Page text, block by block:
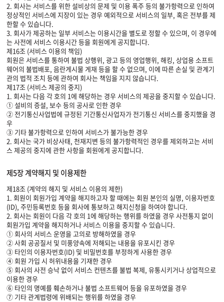
2. 회사는 서비스를 위한 설비상의 문제 및 이용 폭주 등의 불가항력으로 인하여
정상적인 서비스에 지장이 있는 경우 예외적으로 서비스의 일부, 혹은 전부를 제
한할 수 있습니다.
3. 회사가 제공하는 일부 서비스는 이용시간을 별도로 정할 수 있으며, 이 경우에
는 사전에 서비스 이용시간 등을 회원에게 공지합니다.
제16조 (서비스 이용의 책임)
회원은 서비스를 통하여 불법 상행위, 광고 등의 영업행위, 해킹, 상업용 소프트
웨어의 불법배포, 음란게시물 게재 등을 할 수 없으며, 이에 따른 손실 및 관계기
관의 법적 조치 등에 관하여 회사는 책임을 지지 않습니다.
제17조 (서비스 제공의 중지)
1. 회사는 다음 각 호의 1에 해당하는 경우 서비스의 제공을 중지할 수 있습니다.
① 설비의 증설, 보수 등의 공사로 인한 경우
② 전기통신사업법에 규정된 기간통신사업자가 전기통신 서비스를 중지했을 경
우
③ 기타 불가항력으로 인하여 서비스가 불가능한 경우
2. 회사는 국가 비상사태, 천재지변 등의 불가항력적인 경우를 제외하고는 서비
스 제공의 중지에 관한 사항을 회원에게 공지합니다.
제5장 계약해지 및 이용제한
제18조 (계약의 해지 및 서비스 이용의 제한)
1. 회원이 회원가입 계약을 해지하고자 할 때에는 회원 본인의 실명, 이용자번호
(ID), 주민등록번호 등을 회사에 통보하고 해지신청을 하여야 합니다.
2. 회사는 회원이 다음 각 호의 1에 해당하는 행위를 하였을 경우 사전통지 없이
회원가입 계약을 해지하거나 서비스 이용을 중지할 수 있습니다.
① 회사의 서비스 운영을 고의로 방해하였을 경우
② 사회 공공질서 및 미풍양속에 저해되는 내용을 유포시킨 경우
③ 타인의 이용자번호(ID) 및 비밀번호를 부정하게 사용한 경우
④ 회원 가입 시 허위내용을 기재한 경우
⑤ 회사의 사전 승낙 없이 서비스 컨텐츠를 불법 복제, 유통시키거나 상업적으로
이용한 경우
⑥ 타인의 명예를 훼손하거나 불법 소프트웨어 등을 유포하였을 경우
⑦ 기타 관계법령에 위배되는 행위를 하였을 경우